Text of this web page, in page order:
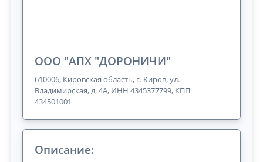
ООО "АПХ "ДОРОНИЧИ"
610006, Кировская область, г. Киров, ул.
Владимирская, д. 4А, ИНН 4345377799, КПП
434501001
Описание: